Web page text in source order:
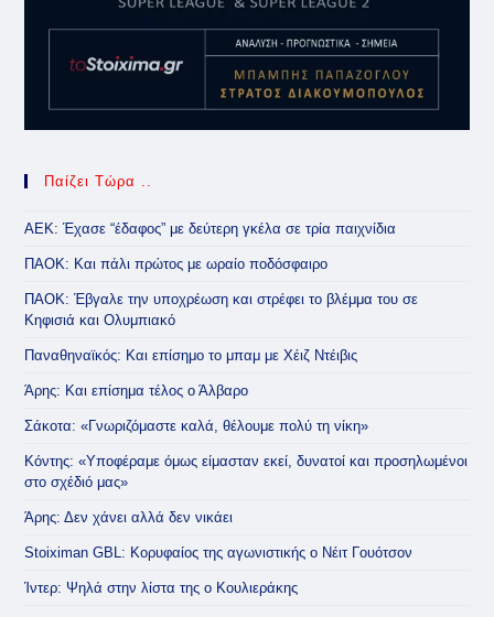
Παίζει Τώρα ..
ΑΕΚ: Έχασε “έδαφος” με δεύτερη γκέλα σε τρία παιχνίδια
ΠΑΟΚ: Και πάλι πρώτος με ωραίο ποδόσφαιρο
ΠΑΟΚ: Έβγαλε την υποχρέωση και στρέφει το βλέμμα του σε
Κηφισιά και Ολυμπιακό
Παναθηναϊκός: Και επίσημο το μπαμ με Χέιζ Ντέιβις
Άρης: Και επίσημα τέλος ο Άλβαρο
Σάκοτα: «Γνωριζόμαστε καλά, θέλουμε πολύ τη νίκη»
Κόντης: «Υποφέραμε όμως είμασταν εκεί, δυνατοί και προσηλωμένοι
στο σχέδιό μας»
Άρης: Δεν χάνει αλλά δεν νικάει
Stoiximan GBL: Κορυφαίος της αγωνιστικής ο Νέιτ Γουότσον
Ίντερ: Ψηλά στην λίστα της ο Κουλιεράκης